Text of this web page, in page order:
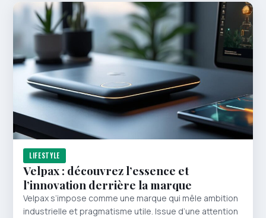
LIFESTYLE
Velpax : découvrez l’essence et
l’innovation derrière la marque
Velpax s’impose comme une marque qui mêle ambition
industrielle et pragmatisme utile. Issue d’une attention